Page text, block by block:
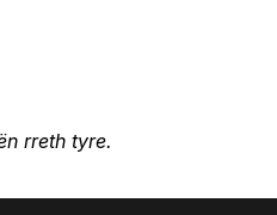
rreth tyre.